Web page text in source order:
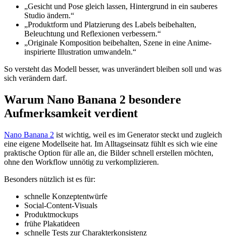
„Gesicht und Pose gleich lassen, Hintergrund in ein sauberes
Studio ändern.“
„Produktform und Platzierung des Labels beibehalten,
Beleuchtung und Reflexionen verbessern.“
„Originale Komposition beibehalten, Szene in eine Anime-
inspirierte Illustration umwandeln.“
So versteht das Modell besser, was unverändert bleiben soll und was
sich verändern darf.
Warum Nano Banana 2 besondere
Aufmerksamkeit verdient
Nano Banana 2 ist wichtig, weil es im Generator steckt und zugleich
eine eigene Modellseite hat. Im Alltagseinsatz fühlt es sich wie eine
praktische Option für alle an, die Bilder schnell erstellen möchten,
ohne den Workflow unnötig zu verkomplizieren.
Besonders nützlich ist es für:
schnelle Konzeptentwürfe
Social-Content-Visuals
Produktmockups
frühe Plakatideen
schnelle Tests zur Charakterkonsistenz